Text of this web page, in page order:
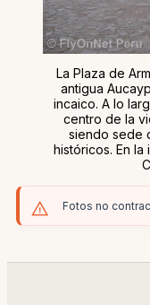
La Plaza de
antigua
incaico. A lo
centro de la
siendo sede
históricos. En
Fotos no